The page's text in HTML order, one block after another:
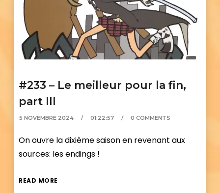
#233 – Le meilleur pour la fin,
part III
5 NOVEMBRE 2024 01:22:57 0 COMMENTS
On ouvre la dixième saison en revenant aux
sources: les endings !
READ MORE